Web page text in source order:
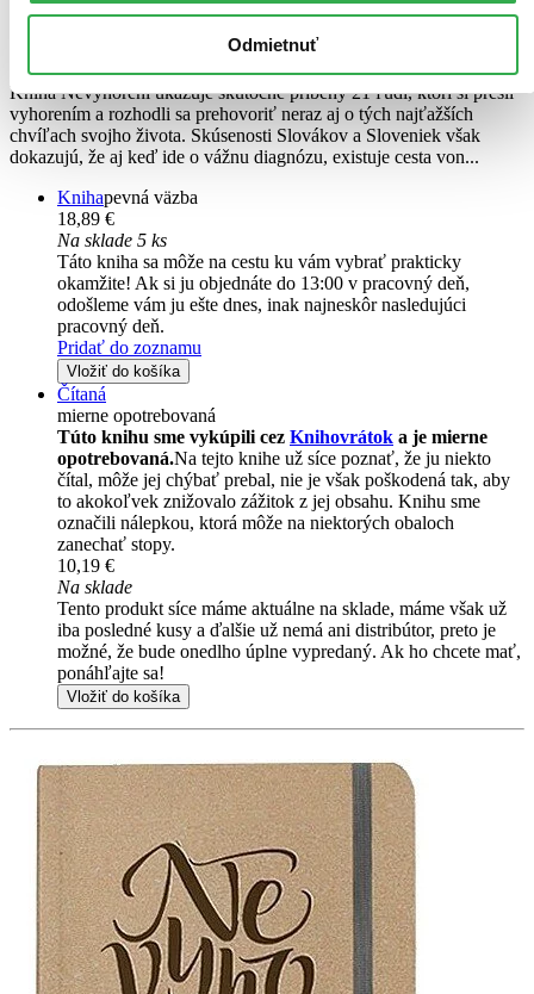
Odmietnuť
Kniha Nevyhorení ukazuje skutočné príbehy 21 ľudí, ktorí si prešli
vyhorením a rozhodli sa prehovoriť neraz aj o tých najťažších
chvíľach svojho života. Skúsenosti Slovákov a Sloveniek však
dokazujú, že aj keď ide o vážnu diagnózu, existuje cesta von...
Knihapevná väzba
18,89 €
Na sklade 5 ks
Táto kniha sa môže na cestu ku vám vybrať prakticky
okamžite! Ak si ju objednáte do 13:00 v pracovný deň,
odošleme vám ju ešte dnes, inak najneskôr nasledujúci
pracovný deň.
Pridať do zoznamu
Vložiť do košíka
Čítaná
mierne opotrebovaná
Túto knihu sme vykúpili cez Knihovrátok a je mierne
opotrebovaná.Na tejto knihe už síce poznať, že ju niekto
čítal, môže jej chýbať prebal, nie je však poškodená tak, aby
to akokoľvek znižovalo zážitok z jej obsahu. Knihu sme
označili nálepkou, ktorá môže na niektorých obaloch
zanechať stopy.
10,19 €
Na sklade
Tento produkt síce máme aktuálne na sklade, máme však už
iba posledné kusy a ďalšie už nemá ani distribútor, preto je
možné, že bude onedlho úplne vypredaný. Ak ho chcete mať,
ponáhľajte sa!
Vložiť do košíka